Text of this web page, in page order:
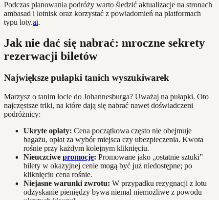
Podczas planowania podróży warto śledzić aktualizacje na stronach
ambasad i lotnisk oraz korzystać z powiadomień na platformach
typu loty.ai.
Jak nie dać się nabrać: mroczne sekrety
rezerwacji biletów
Największe pułapki tanich wyszukiwarek
Marzysz o tanim locie do Johannesburga? Uważaj na pułapki. Oto
najczęstsze triki, na które dają się nabrać nawet doświadczeni
podróżnicy:
Ukryte opłaty: Cena początkowa często nie obejmuje
bagażu, opłat za wybór miejsca czy ubezpieczenia. Kwota
rośnie przy każdym kolejnym kliknięciu.
Nieuczciwe promocje: Promowane jako „ostatnie sztuki”
bilety w okazyjnej cenie mogą być już niedostępne; po
kliknięciu cena rośnie.
Niejasne warunki zwrotu: W przypadku rezygnacji z lotu
odzyskanie pieniędzy bywa niemal niemożliwe z powodu